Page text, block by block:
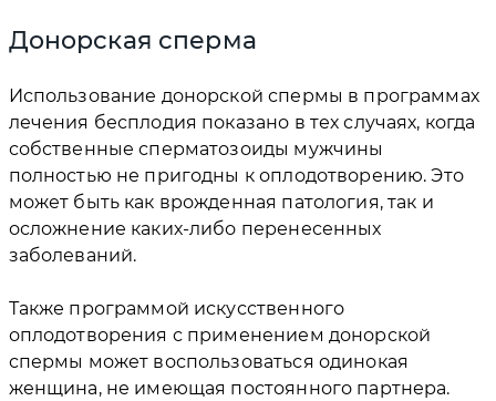
Донорская сперма
Использование донорской спермы в программах
лечения бесплодия показано в тех случаях, когда
собственные сперматозоиды мужчины
полностью не пригодны к оплодотворению. Это
может быть как врожденная патология, так и
осложнение каких-либо перенесенных
заболеваний.
Также программой искусственного
оплодотворения с применением донорской
спермы может воспользоваться одинокая
женщина, не имеющая постоянного партнера.